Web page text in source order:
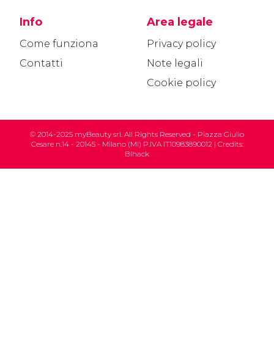
Info
Come funziona
Contatti
Area legale
Privacy policy
Note legali
Cookie policy
© 2014-2025 myBeauty srl. All Rights Reserved - Piazza Giulio
Cesare n.14 - 20145 - Milano (MI) P.IVA IT10983890012 | Credits:
Blhack